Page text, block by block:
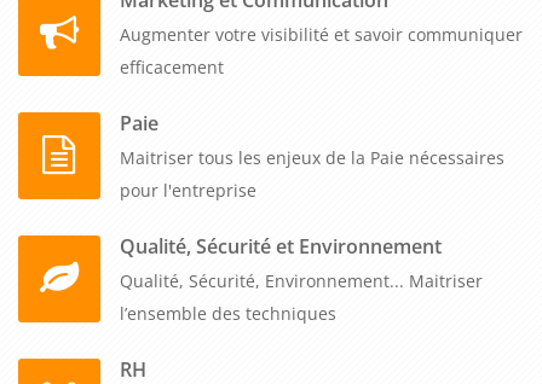
Augmenter votre visibilité et savoir communiquer
efficacement
Paie
Maitriser tous les enjeux de la Paie nécessaires
pour l'entreprise
Qualité, Sécurité et Environnement
Qualité, Sécurité, Environnement... Maitriser
l’ensemble des techniques
RH